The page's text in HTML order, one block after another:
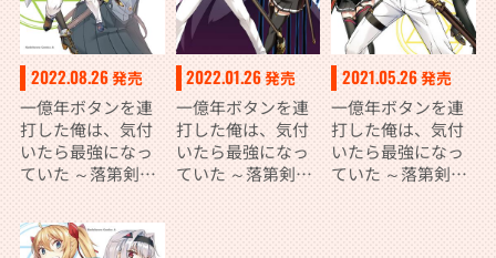
2022.08.26発売
一億年ボタンを連
打した俺は、気付
いたら最強になっ
ていた ～落第剣士
（４）
2022.01.26発売
一億年ボタンを連
打した俺は、気付
いたら最強になっ
ていた ～落第剣士
2021.05.26発売
一億年ボタンを連
打した俺は、気付
いたら最強になっ
ていた ～落第剣士